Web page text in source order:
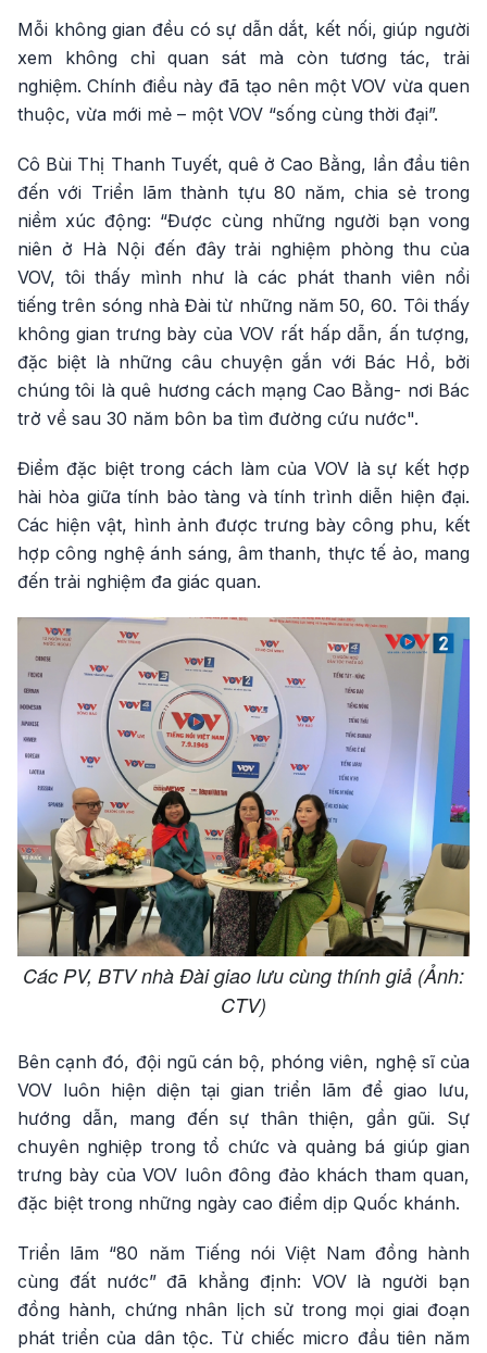
Mỗi không gian đều có sự dẫn dắt, kết nối, giúp người
xem không chỉ quan sát mà còn tương tác, trải
nghiệm. Chính điều này đã tạo nên một VOV vừa quen
thuộc, vừa mới mẻ – một VOV “sống cùng thời đại”.
Cô Bùi Thị Thanh Tuyết, quê ở Cao Bằng, lần đầu tiên
đến với Triển lãm thành tựu 80 năm, chia sẻ trong
niềm xúc động: “Được cùng những người bạn vong
niên ở Hà Nội đến đây trải nghiệm phòng thu của
VOV, tôi thấy mình như là các phát thanh viên nổi
tiếng trên sóng nhà Đài từ những năm 50, 60. Tôi thấy
không gian trưng bày của VOV rất hấp dẫn, ấn tượng,
đặc biệt là những câu chuyện gắn với Bác Hồ, bởi
chúng tôi là quê hương cách mạng Cao Bằng- nơi Bác
trở về sau 30 năm bôn ba tìm đường cứu nước".
Điểm đặc biệt trong cách làm của VOV là sự kết hợp
hài hòa giữa tính bảo tàng và tính trình diễn hiện đại.
Các hiện vật, hình ảnh được trưng bày công phu, kết
hợp công nghệ ánh sáng, âm thanh, thực tế ảo, mang
đến trải nghiệm đa giác quan.
Các PV, BTV nhà Đài giao lưu cùng thính giả (Ảnh:
CTV)
Bên cạnh đó, đội ngũ cán bộ, phóng viên, nghệ sĩ của
VOV luôn hiện diện tại gian triển lãm để giao lưu,
hướng dẫn, mang đến sự thân thiện, gần gũi. Sự
chuyên nghiệp trong tổ chức và quảng bá giúp gian
trưng bày của VOV luôn đông đảo khách tham quan,
đặc biệt trong những ngày cao điểm dịp Quốc khánh.
Triển lãm “80 năm Tiếng nói Việt Nam đồng hành
cùng đất nước” đã khẳng định: VOV là người bạn
đồng hành, chứng nhân lịch sử trong mọi giai đoạn
phát triển của dân tộc. Từ chiếc micro đầu tiên năm